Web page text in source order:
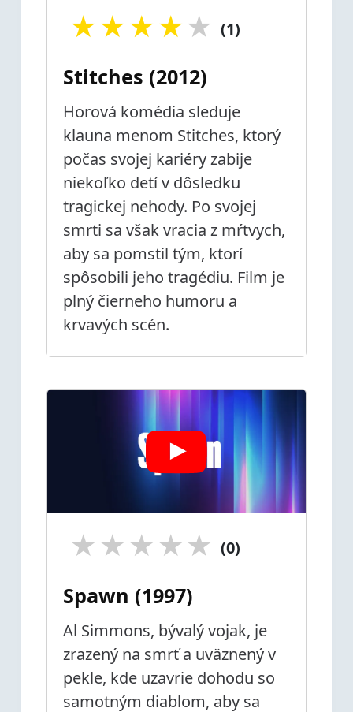
★
★
★
★
★ (1)
Stitches (2012)
Horová komédia sleduje
klauna menom Stitches, ktorý
počas svojej kariéry zabije
niekoľko detí v dôsledku
tragickej nehody. Po svojej
smrti sa však vracia z mŕtvych,
aby sa pomstil tým, ktorí
spôsobili jeho tragédiu. Film je
plný čierneho humoru a
krvavých scén.
★
★
★
★
★ (0)
Spawn (1997)
Al Simmons, bývalý vojak, je
zrazený na smrť a uväznený v
pekle, kde uzavrie dohodu so
samotným diablom, aby sa